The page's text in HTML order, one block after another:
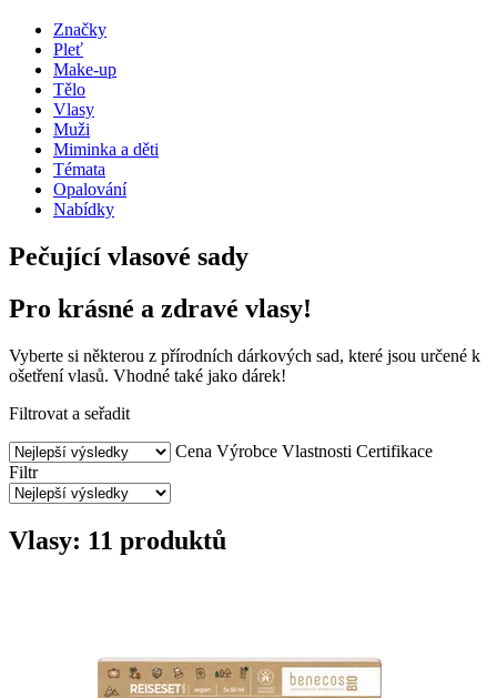
Značky
Pleť
Make-up
Tělo
Vlasy
Muži
Miminka a děti
Témata
Opalování
Nabídky
Pečující vlasové sady
Pro krásné a zdravé vlasy!
Vyberte si některou z přírodních dárkových sad, které jsou určené k
ošetření vlasů. Vhodné také jako dárek!
Filtrovat a seřadit
Cena Výrobce Vlastnosti Certifikace
Filtr
Vlasy: 11 produktů